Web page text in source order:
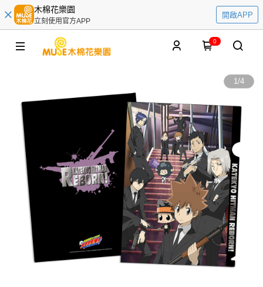
木棉花樂園
立刻使用官方APP
開啟APP
0
1/4